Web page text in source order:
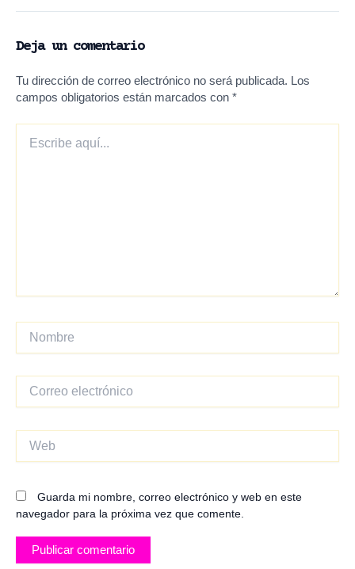
Deja un comentario
Tu dirección de correo electrónico no será publicada. Los
campos obligatorios están marcados con *
aquí...
Correo
electrónico
Guarda mi nombre, correo electrónico y web en este
navegador para la próxima vez que comente.